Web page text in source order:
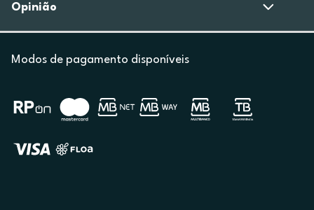
Opinião
Modos de pagamento disponíveis